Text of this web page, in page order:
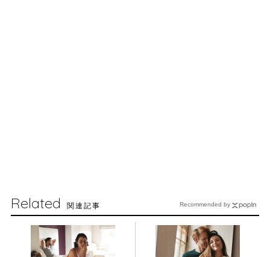
Related 関連記事 Recommended by